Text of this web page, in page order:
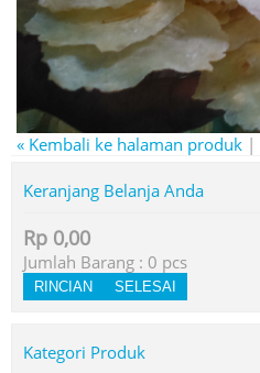
« Kembali ke halaman produk |
Keranjang Belanja Anda
Rp 0,00
Jumlah Barang : 0 pcs
RINCIAN SELESAI
Kategori Produk